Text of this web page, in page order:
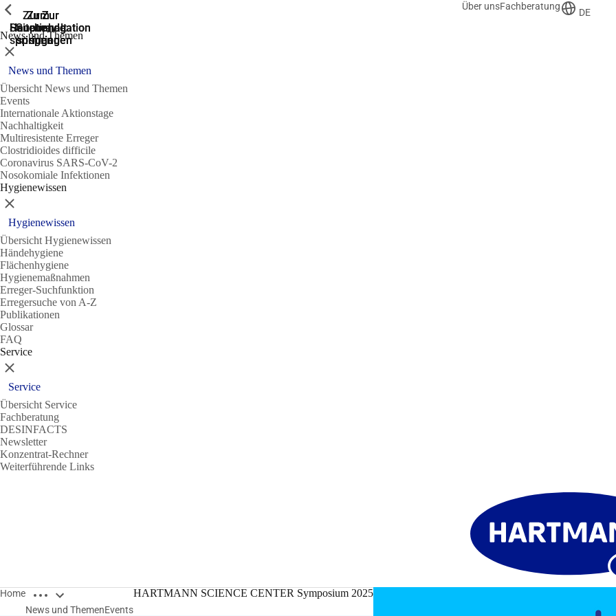
Zur
Suche
springen
Zur
Hauptnavigation
springen
Zur
Hauptnavigation
springen
Zum
Hauptinhalt
springen
Zum
Seitenende
springen
Über unsFachberatung
DE
News und Themen
Zeige vorherige
Schließen
News und Themen
Übersicht News und Themen
Events
Internationale Aktionstage
Nachhaltigkeit
Multiresistente Erreger
Clostridioides difficile
Coronavirus SARS-CoV-2
Nosokomiale Infektionen
Hygienewissen
Zeige vorherige
Schließen
Hygienewissen
Übersicht Hygienewissen
Händehygiene
Flächenhygiene
Hygienemaßnahmen
Erreger-Suchfunktion
Erregersuche von A-Z
Publikationen
Glossar
FAQ
Service
Zeige vorherige
Schließen
Service
Übersicht Service
Fachberatung
DESINFACTS
Newsletter
Konzentrat-Rechner
Weiterführende Links
Home Breadcrumbs öffnen
News und ThemenEvents
HARTMANN SCIENCE CENTER Symposium 2025